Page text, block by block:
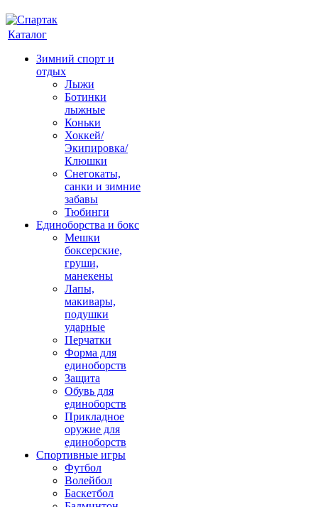
Каталог
Зимний спорт и
отдых
Лыжи
Ботинки
лыжные
Коньки
Хоккей/
Экипировка/
Клюшки
Снегокаты,
санки и зимние
забавы
Тюбинги
Единоборства и бокс
Мешки
боксерские,
груши,
манекены
Лапы,
макивары,
подушки
ударные
Перчатки
Форма для
единоборств
Защита
Обувь для
единоборств
Прикладное
оружие для
единоборств
Спортивные игры
Футбол
Волейбол
Баскетбол